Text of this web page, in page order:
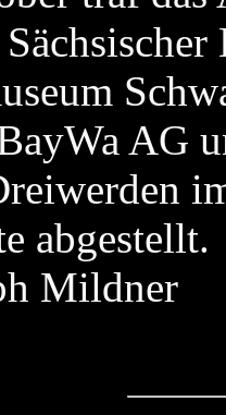
AG
abgestellt.
Mildner